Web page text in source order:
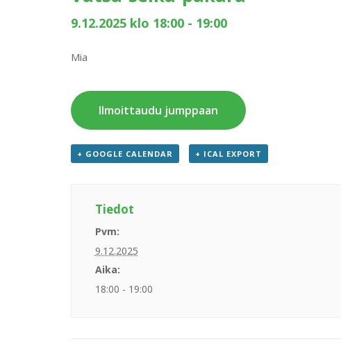
9.12.2025 klo 18:00 - 19:00
Mia
Ilmoittaudu jumppaan
+ GOOGLE CALENDAR + ICAL EXPORT
Tiedot
Pvm:
9.12.2025
Aika:
18:00 - 19:00